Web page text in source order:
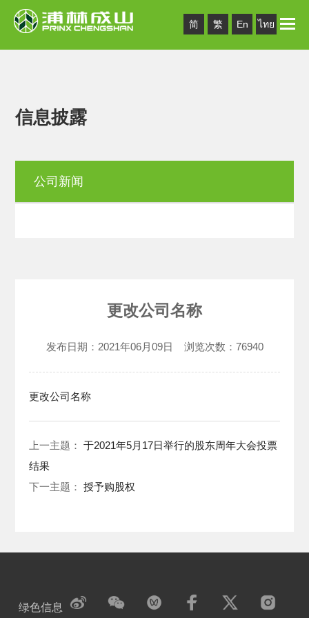
简 繁 En ไทย Toggle
信息披露
公司新闻
更改公司名称
发布日期： 2021年06月09日 浏览次数： 76940
更改公司名称
上一主题：于2021年5月17日举行的股东周年大会投票
结果
下一主题：授予购股权
绿色信息